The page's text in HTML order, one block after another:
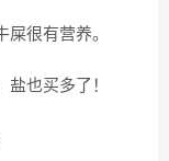
很有营养。
也买多了！